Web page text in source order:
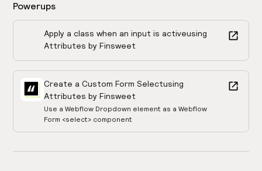
Powerups
Apply a class when an input is activeusing
Attributes by Finsweet
Create a Custom Form Selectusing
Attributes by Finsweet
Use a Webflow Dropdown element as a Webflow
Form <select> component